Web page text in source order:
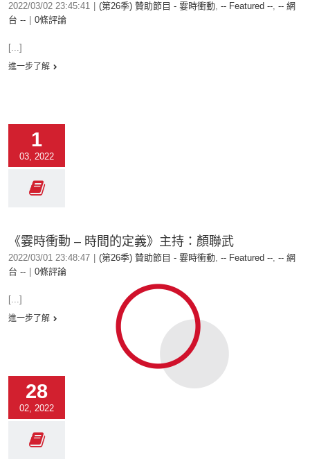
2022/03/02 23:45:41 (第26季) 贊助節目 - 霎時衝動, -- Featured --, -- 網
台 --
0條評論
[...]
進一步了解
1
03, 2022
《霎時衝動 – 時間的定義》主持：顏聯武
2022/03/01 23:48:47 (第26季) 贊助節目 - 霎時衝動, -- Featured --, -- 網
台 --
0條評論
[...]
進一步了解
28
02, 2022